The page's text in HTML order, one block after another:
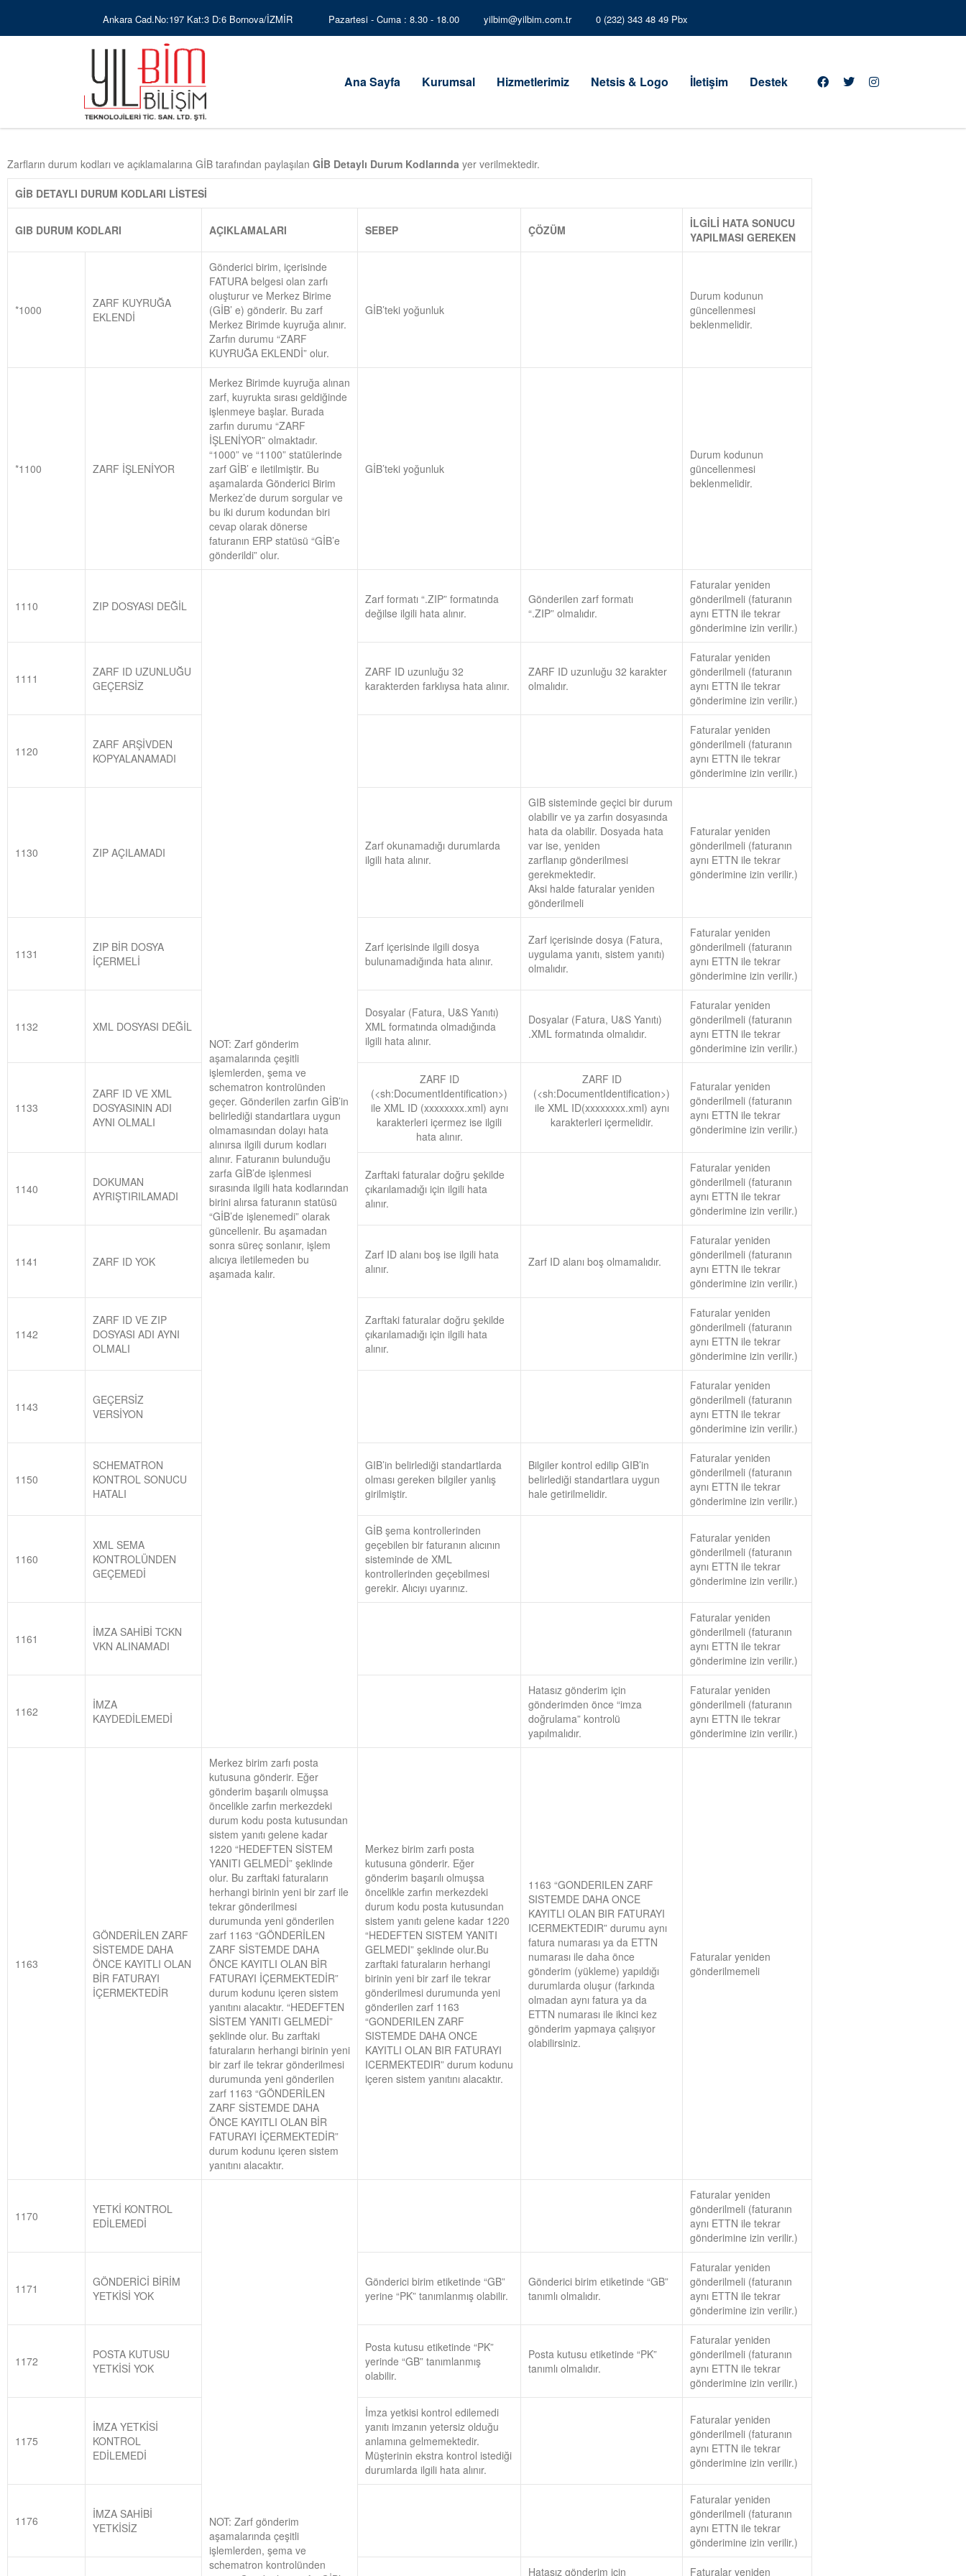
Ankara Cad.No:197 Kat:3 D:6 Bornova/İZMİR Pazartesi - Cuma : 8.30 - 18.00 yilbim@yilbim.com.tr 0 (232) 343 48 49 Pbx
Ana Sayfa Kurumsal Hizmetlerimiz Netsis & Logo İletişim Destek
Zarfların durum kodları ve açıklamalarına GİB tarafından paylaşılan GİB Detaylı Durum Kodlarında yer verilmektedir.
GİB DETAYLI DURUM KODLARI LİSTESİ
GIB DURUM KODLARI AÇIKLAMALARI SEBEP ÇÖZÜM
İLGİLİ HATA SONUCU
YAPILMASI GEREKEN
*1000
ZARF KUYRUĞA
EKLENDİ
Gönderici birim, içerisinde
FATURA belgesi olan zarfı
oluşturur ve Merkez Birime
(GİB’ e) gönderir. Bu zarf
Merkez Birimde kuyruğa alınır.
Zarfın durumu “ZARF
KUYRUĞA EKLENDİ” olur.
GİB’teki yoğunluk
Durum kodunun
güncellenmesi
beklenmelidir.
*1100 ZARF İŞLENİYOR
Merkez Birimde kuyruğa alınan
zarf, kuyrukta sırası geldiğinde
işlenmeye başlar. Burada
zarfın durumu “ZARF
İŞLENİYOR” olmaktadır.
“1000” ve “1100” statülerinde
zarf GİB’ e iletilmiştir. Bu
aşamalarda Gönderici Birim
Merkez’de durum sorgular ve
bu iki durum kodundan biri
cevap olarak dönerse
faturanın ERP statüsü “GİB’e
gönderildi” olur.
GİB’teki yoğunluk
Durum kodunun
güncellenmesi
beklenmelidir.
1110 ZIP DOSYASI DEĞİL
NOT: Zarf gönderim
aşamalarında çeşitli
işlemlerden, şema ve
schematron kontrolünden
geçer. Gönderilen zarfın GİB’in
belirlediği standartlara uygun
olmamasından dolayı hata
alınırsa ilgili durum kodları
alınır. Faturanın bulunduğu
zarfa GİB’de işlenmesi
sırasında ilgili hata kodlarından
birini alırsa faturanın statüsü
“GİB’de işlenemedi” olarak
güncellenir. Bu aşamadan
sonra süreç sonlanır, işlem
alıcıya iletilemeden bu
aşamada kalır.
Zarf formatı “.ZIP” formatında
değilse ilgili hata alınır.
Gönderilen zarf formatı
“.ZIP” olmalıdır.
Faturalar yeniden
gönderilmeli (faturanın
aynı ETTN ile tekrar
gönderimine izin verilir.)
1111
ZARF ID UZUNLUĞU
GEÇERSİZ
ZARF ID uzunluğu 32
karakterden farklıysa hata alınır.
ZARF ID uzunluğu 32 karakter
olmalıdır.
Faturalar yeniden
gönderilmeli (faturanın
aynı ETTN ile tekrar
gönderimine izin verilir.)
1120
ZARF ARŞİVDEN
KOPYALANAMADI
Faturalar yeniden
gönderilmeli (faturanın
aynı ETTN ile tekrar
gönderimine izin verilir.)
1130 ZIP AÇILAMADI
Zarf okunamadığı durumlarda
ilgili hata alınır.
GIB sisteminde geçici bir durum
olabilir ve ya zarfın dosyasında
hata da olabilir. Dosyada hata
var ise, yeniden
zarflanıp gönderilmesi
gerekmektedir.
Aksi halde faturalar yeniden
gönderilmeli
Faturalar yeniden
gönderilmeli (faturanın
aynı ETTN ile tekrar
gönderimine izin verilir.)
1131
ZIP BİR DOSYA
İÇERMELİ
Zarf içerisinde ilgili dosya
bulunamadığında hata alınır.
Zarf içerisinde dosya (Fatura,
uygulama yanıtı, sistem yanıtı)
olmalıdır.
Faturalar yeniden
gönderilmeli (faturanın
aynı ETTN ile tekrar
gönderimine izin verilir.)
1132 XML DOSYASI DEĞİL
Dosyalar (Fatura, U&S Yanıtı)
XML formatında olmadığında
ilgili hata alınır.
Dosyalar (Fatura, U&S Yanıtı)
.XML formatında olmalıdır.
Faturalar yeniden
gönderilmeli (faturanın
aynı ETTN ile tekrar
gönderimine izin verilir.)
1133
ZARF ID VE XML
DOSYASININ ADI
AYNI OLMALI
ZARF ID
(<sh:DocumentIdentification>)
ile XML ID (xxxxxxxx.xml) aynı
karakterleri içermez ise ilgili
hata alınır.
ZARF ID
(<sh:DocumentIdentification>)
ile XML ID(xxxxxxxx.xml) aynı
karakterleri içermelidir.
Faturalar yeniden
gönderilmeli (faturanın
aynı ETTN ile tekrar
gönderimine izin verilir.)
1140
DOKUMAN
AYRIŞTIRILAMADI
Zarftaki faturalar doğru şekilde
çıkarılamadığı için ilgili hata
alınır.
Faturalar yeniden
gönderilmeli (faturanın
aynı ETTN ile tekrar
gönderimine izin verilir.)
1141 ZARF ID YOK
Zarf ID alanı boş ise ilgili hata
alınır.
Zarf ID alanı boş olmamalıdır.
Faturalar yeniden
gönderilmeli (faturanın
aynı ETTN ile tekrar
gönderimine izin verilir.)
1142
ZARF ID VE ZIP
DOSYASI ADI AYNI
OLMALI
Zarftaki faturalar doğru şekilde
çıkarılamadığı için ilgili hata
alınır.
Faturalar yeniden
gönderilmeli (faturanın
aynı ETTN ile tekrar
gönderimine izin verilir.)
1143
GEÇERSİZ
VERSİYON
Faturalar yeniden
gönderilmeli (faturanın
aynı ETTN ile tekrar
gönderimine izin verilir.)
1150
SCHEMATRON
KONTROL SONUCU
HATALI
GIB’in belirlediği standartlarda
olması gereken bilgiler yanlış
girilmiştir.
Bilgiler kontrol edilip GIB’in
belirlediği standartlara uygun
hale getirilmelidir.
Faturalar yeniden
gönderilmeli (faturanın
aynı ETTN ile tekrar
gönderimine izin verilir.)
1160
XML SEMA
KONTROLÜNDEN
GEÇEMEDİ
GİB şema kontrollerinden
geçebilen bir faturanın alıcının
sisteminde de XML
kontrollerinden geçebilmesi
gerekir. Alıcıyı uyarınız.
Faturalar yeniden
gönderilmeli (faturanın
aynı ETTN ile tekrar
gönderimine izin verilir.)
1161
İMZA SAHİBİ TCKN
VKN ALINAMADI
Faturalar yeniden
gönderilmeli (faturanın
aynı ETTN ile tekrar
gönderimine izin verilir.)
1162
İMZA
KAYDEDİLEMEDİ
Hatasız gönderim için
gönderimden önce “imza
doğrulama” kontrolü
yapılmalıdır.
Faturalar yeniden
gönderilmeli (faturanın
aynı ETTN ile tekrar
gönderimine izin verilir.)
1163
GÖNDERİLEN ZARF
SİSTEMDE DAHA
ÖNCE KAYITLI OLAN
BİR FATURAYI
İÇERMEKTEDİR
Merkez birim zarfı posta
kutusuna gönderir. Eğer
gönderim başarılı olmuşsa
öncelikle zarfın merkezdeki
durum kodu posta kutusundan
sistem yanıtı gelene kadar
1220 “HEDEFTEN SİSTEM
YANITI GELMEDİ” şeklinde
olur. Bu zarftaki faturaların
herhangi birinin yeni bir zarf ile
tekrar gönderilmesi
durumunda yeni gönderilen
zarf 1163 “GÖNDERİLEN
ZARF SİSTEMDE DAHA
ÖNCE KAYITLI OLAN BİR
FATURAYI İÇERMEKTEDİR”
durum kodunu içeren sistem
yanıtını alacaktır. “HEDEFTEN
SİSTEM YANITI GELMEDİ”
şeklinde olur. Bu zarftaki
faturaların herhangi birinin yeni
bir zarf ile tekrar gönderilmesi
durumunda yeni gönderilen
zarf 1163 “GÖNDERİLEN
ZARF SİSTEMDE DAHA
ÖNCE KAYITLI OLAN BİR
FATURAYI İÇERMEKTEDİR”
durum kodunu içeren sistem
yanıtını alacaktır.
Merkez birim zarfı posta
kutusuna gönderir. Eğer
gönderim başarılı olmuşsa
öncelikle zarfın merkezdeki
durum kodu posta kutusundan
sistem yanıtı gelene kadar 1220
“HEDEFTEN SISTEM YANITI
GELMEDI” şeklinde olur.Bu
zarftaki faturaların herhangi
birinin yeni bir zarf ile tekrar
gönderilmesi durumunda yeni
gönderilen zarf 1163
“GONDERILEN ZARF
SISTEMDE DAHA ONCE
KAYITLI OLAN BIR FATURAYI
ICERMEKTEDIR” durum kodunu
içeren sistem yanıtını alacaktır.
1163 “GONDERILEN ZARF
SISTEMDE DAHA ONCE
KAYITLI OLAN BIR FATURAYI
ICERMEKTEDIR” durumu aynı
fatura numarası ya da ETTN
numarası ile daha önce
gönderim (yükleme) yapıldığı
durumlarda oluşur (farkında
olmadan aynı fatura ya da
ETTN numarası ile ikinci kez
gönderim yapmaya çalışıyor
olabilirsiniz.
Faturalar yeniden
gönderilmemeli
1170
YETKİ KONTROL
EDİLEMEDİ
NOT: Zarf gönderim
aşamalarında çeşitli
işlemlerden, şema ve
schematron kontrolünden
Faturalar yeniden
gönderilmeli (faturanın
aynı ETTN ile tekrar
gönderimine izin verilir.)
1171
GÖNDERİCİ BİRİM
YETKİSİ YOK
Gönderici birim etiketinde “GB”
yerine “PK” tanımlanmış olabilir.
Gönderici birim etiketinde “GB”
tanımlı olmalıdır.
Faturalar yeniden
gönderilmeli (faturanın
aynı ETTN ile tekrar
gönderimine izin verilir.)
1172
POSTA KUTUSU
YETKİSİ YOK
Posta kutusu etiketinde “PK”
yerinde “GB” tanımlanmış
olabilir.
Posta kutusu etiketinde “PK”
tanımlı olmalıdır.
Faturalar yeniden
gönderilmeli (faturanın
aynı ETTN ile tekrar
gönderimine izin verilir.)
1175
İMZA YETKİSİ
KONTROL
EDİLEMEDİ
İmza yetkisi kontrol edilemedi
yanıtı imzanın yetersiz olduğu
anlamına gelmemektedir.
Müşterinin ekstra kontrol istediği
durumlarda ilgili hata alınır.
Faturalar yeniden
gönderilmeli (faturanın
aynı ETTN ile tekrar
gönderimine izin verilir.)
1176
İMZA SAHİBİ
YETKİSİZ
Faturalar yeniden
gönderilmeli (faturanın
aynı ETTN ile tekrar
gönderimine izin verilir.)
Hatasız gönderim için Faturalar yeniden